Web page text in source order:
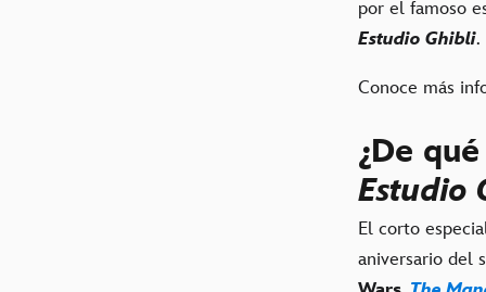
por el famoso
Estudio Ghibli.
Conoce más
¿De
Estudio
El corto
aniversario del